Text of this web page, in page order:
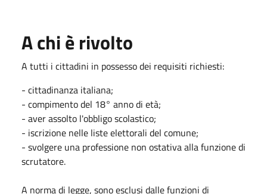
A chi è rivolto
A tutti i cittadini in possesso dei requisiti richiesti:
- cittadinanza italiana;
- compimento del 18° anno di età;
- aver assolto l'obbligo scolastico;
- iscrizione nelle liste elettorali del comune;
- svolgere una professione non ostativa alla funzione di
scrutatore.
A norma di legge, sono esclusi dalle funzioni di